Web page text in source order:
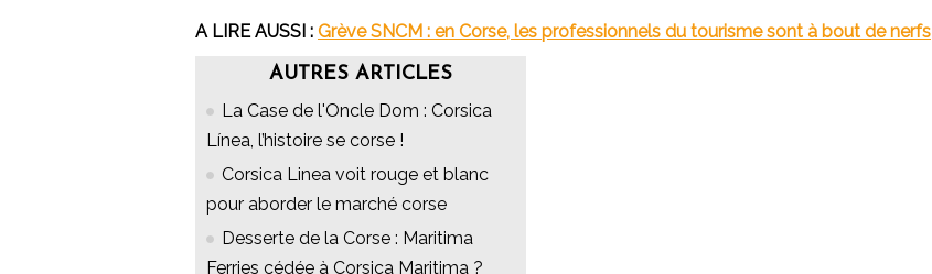
A LIRE AUSSI : Grève SNCM : en Corse, les professionnels du tourisme sont à bout de nerfs
AUTRES ARTICLES
La Case de l'Oncle Dom : Corsica
Línea, l’histoire se corse !
Corsica Linea voit rouge et blanc
pour aborder le marché corse
Desserte de la Corse : Maritima
Ferries cédée à Corsica Maritima ?